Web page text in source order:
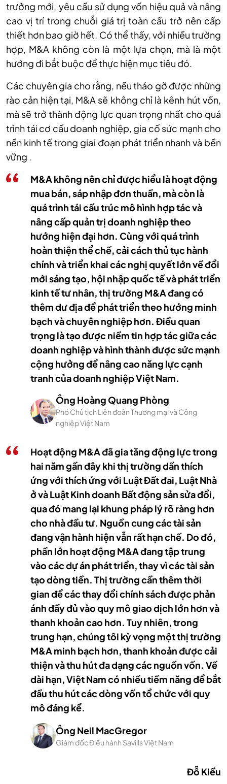
trưởng mới, yêu cầu sử dụng vốn hiệu quả và nâng
cao vị trí trong chuỗi giá trị toàn cầu trở nên cấp
thiết hơn bao giờ hết. Có thể thấy, với nhiều trường
hợp, M&A không còn là một lựa chọn, mà là một
hướng đi bắt buộc để thực hiện mục tiêu đó.
Các chuyên gia cho rằng, nếu tháo gỡ được những
rào cản hiện tại, M&A sẽ không chỉ là kênh hút vốn,
mà sẽ trở thành động lực quan trọng nhất cho quá
trình tái cơ cấu doanh nghiệp, gia cố sức mạnh cho
nền kinh tế trong giai đoạn phát triển nhanh và bền
vững .
M&A không nên chỉ được hiểu là hoạt động
mua bán, sáp nhập đơn thuần, mà còn là
quá trình tái cấu trúc mô hình hợp tác và
nâng cấp quản trị doanh nghiệp theo
hướng hiện đại hơn. Cùng với quá trình
hoàn thiện thể chế, cải cách thủ tục hành
chính và triển khai các nghị quyết lớn về đổi
mới sáng tạo, hội nhập quốc tế và phát triển
kinh tế tư nhân, thị trường M&A đang có
thêm dư địa để phát triển theo hướng minh
bạch và chuyên nghiệp hơn. Điều quan
trọng là tạo được niềm tin hợp tác giữa các
doanh nghiệp và hình thành được sức mạnh
cộng hưởng để nâng cao năng lực cạnh
tranh của doanh nghiệp Việt Nam.
Ông Hoàng Quang Phòng
Phó Chủ tịch Liên đoàn Thương mại và Công
nghiệp Việt Nam
Hoạt động M&A đã gia tăng động lực trong
hai năm gần đây khi thị trường dần thích
ứng với thích ứng với Luật Đất đai, Luật Nhà
ở và Luật Kinh doanh Bất động sản sửa đổi,
qua đó mang lại khung pháp lý rõ ràng hơn
cho nhà đầu tư. Nguồn cung các tài sản
đang vận hành hiện vẫn rất hạn chế. Do đó,
phần lớn hoạt động M&A đang tập trung
vào các dự án phát triển, thay vì các tài sản
tạo dòng tiền. Thị trường cần thêm thời
gian để các thay đổi chính sách được phản
ánh đầy đủ vào quy mô giao dịch lớn hơn và
thanh khoản cao hơn. Tuy nhiên, trong
trung hạn, chúng tôi kỳ vọng một thị trường
M&A minh bạch hơn, thanh khoản được cải
thiện và thu hút đa dạng các nguồn vốn. Về
dài hạn, Việt Nam có nhiều tiềm năng để bắt
đầu thu hút các dòng vốn tổ chức với quy
mô đáng kể.
Ông Neil MacGregor
Giám đốc Điều hành Savills Việt Nam
Đỗ Kiều